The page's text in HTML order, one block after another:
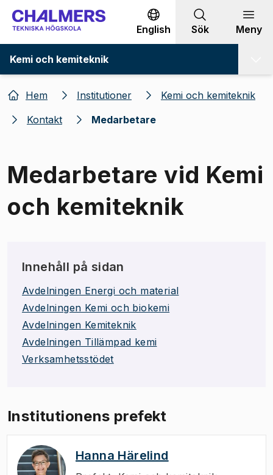
Gå till innehållet
English Sök Meny
Kemi och kemiteknik
Hem Institutioner
Kemi och kemiteknik
Kontakt
Medarbetare
Medarbetare vid Kemi
och kemiteknik
Innehåll på sidan
Avdelningen Energi och material
Avdelningen Kemi och biokemi
Avdelningen Kemiteknik
Avdelningen Tillämpad kemi
Verksamhetsstödet
Institutionens prefekt
Hanna Härelind